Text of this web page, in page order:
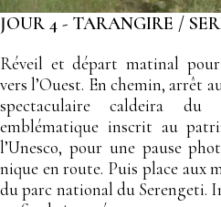
JOUR 4 - TARANGIRE /
Réveil et départ matinal
vers l’Ouest. En chemin, arrêt
spectaculaire caldeira du
emblématique inscrit au
l’Unesco, pour une pause
nique en route. Puis place aux
du parc national du Serengeti.